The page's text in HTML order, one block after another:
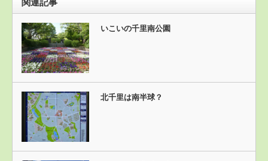
関連記事
いこいの千里南公園
北千里は南半球？